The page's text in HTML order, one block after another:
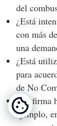
del
¿Está
con más
una
¿Está
para
de No
¿La firma
ejemplo,